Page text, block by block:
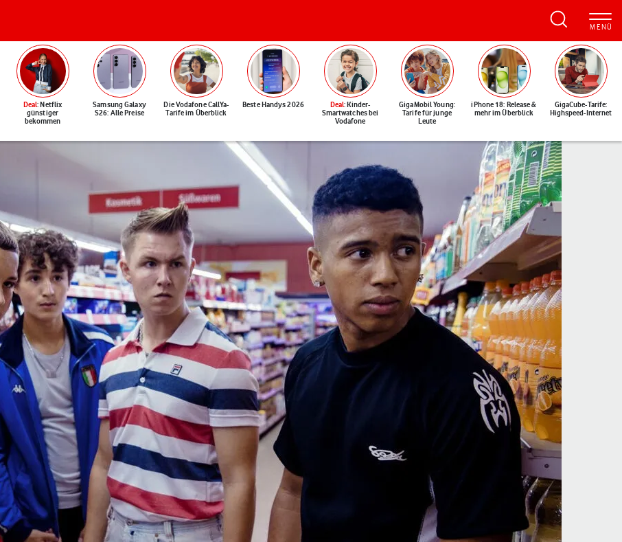
Deal: Netflix
günstiger
bekommen
Samsung Galaxy
S26: Alle Preise
Die Vodafone CallYa-
Tarife im Überblick
Beste Handys 2026 Deal: Kinder-
Smartwatches bei
Vodafone
GigaMobil Young:
Tarife für junge
Leute
iPhone 18: Release &
mehr im Überblick
GigaCube-Tarife:
Highspeed-Internet